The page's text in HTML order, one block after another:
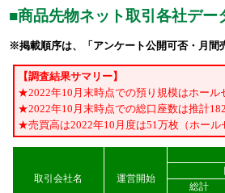
■商品先物ネット取引各社デー
※掲載順序は、「アンケート公開可否・月間
【調査結果サマリー】
★2022年10月末時点での預り規模はホール
★2022年10月末時点での総口座数は推計
★売買高は2022年10月度は51万枚（ホー
取引会社名 運営開始
総計